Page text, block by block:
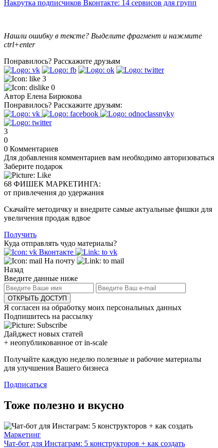
Накрутка подписчиков Вконтакте: 14 сервисов для групп
Нашли ошибку в тексте? Выделите фрагмент и нажмите
ctrl+enter
Понравилось? Расскажите друзьям
3
0
Автор Елена Бирюкова
Понравилось? Расскажите друзьям:
3
0
0 Комментариев
Для добавления комментариев вам необходимо авторизоваться
Заберите подарок
68 ФИШЕК МАРКЕТИНГА:
от привлечения до удержания
Скачайте методичку и внедрите самые актуальные фишки для
увеличения продаж вдвое
Получить
Куда отправлять чудо материалы?
Вконтакте
На почту
Назад
Введите данные ниже
ОТКРЫТЬ ДОСТУП
Я согласен на обработку моих персональных данных
Подпишитесь на рассылку
Дайджест новых статей
+ неопубликованное от in-scale
Получайте каждую неделю полезные и рабочие материалы
для улучшения Вашего бизнеса
Подписаться
Тоже полезно и вкусно
Маркетинг
Чат-бот для Инстаграм: 5 конструкторов + как создать